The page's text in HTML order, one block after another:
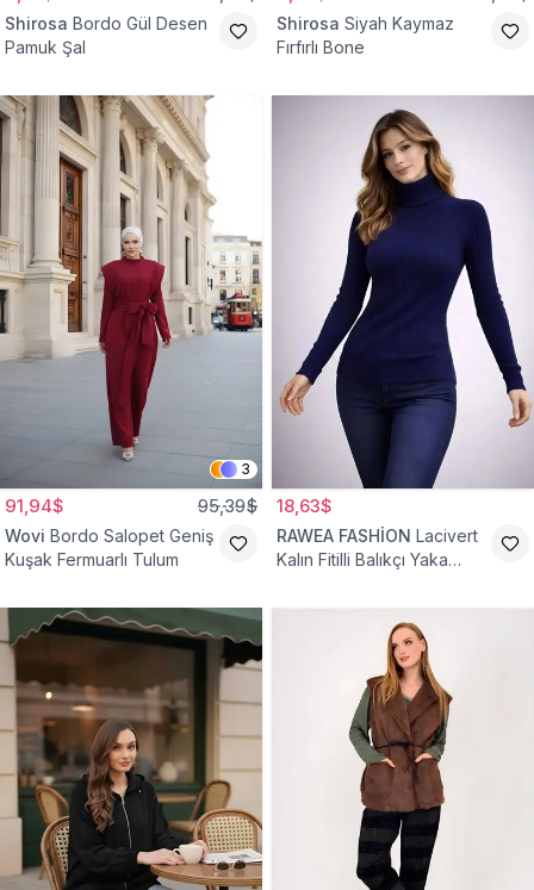
Shirosa Bordo Gül Desen
Pamuk Şal
Shirosa Siyah Kaymaz
Fırfırlı Bone
3
91,94$ 95,39$
Wovi Bordo Salopet Geniş
Kuşak Fermuarlı Tulum
18,63$
RAWEA FASHİON Lacivert
Kalın Fitilli Balıkçı Yaka